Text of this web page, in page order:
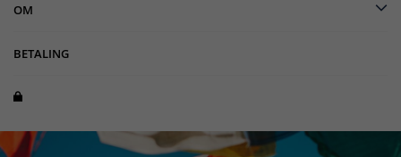
OM
BETALING